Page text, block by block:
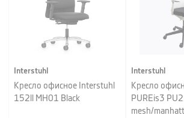
Interstuhl
Кресло офисное Interstuhl
152ll MH01 Black
Interstuhl
Кресло
PUREis3
mesh/